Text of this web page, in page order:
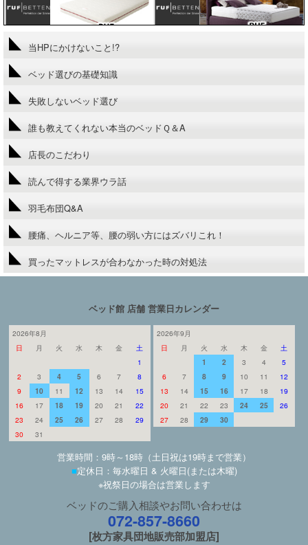
当HPにかけないこと!?
ベッド選びの基礎知識
失敗しないベッド選び
誰も教えてくれない本当のベッドＱ＆A
店長のこだわり
読んで得する業界ウラ話
羽毛布団Q&A
腰痛、ヘルニア等、腰の弱い方にはズバリこれ！
買ったマットレスが合わなかった時の対処法
ベッド館 店舗 営業日カレンダー
2026年8月
日
月 火 水 木 金
土
1
2
3 4 5 6 7
8
9
10 11 12 13 14
15
16
17 18 19 20 21
22
23
24 25 26 27 28
29
30
31
2026年9月
日
月 火 水 木 金
土
1
2 3 4
5
6
7 8 9 10 11
12
13
14 15 16 17 18
19
20
21 22 23 24 25
26
27
28 29 30
営業時間：9時～18時（土日祝は19時まで営業）
■定休日：毎水曜日 & 火曜日(または木曜)
※祝祭日の場合は営業します
ベッドのご購入相談やお問い合わせは
072-857-8660
[枚方家具団地販売部加盟店]